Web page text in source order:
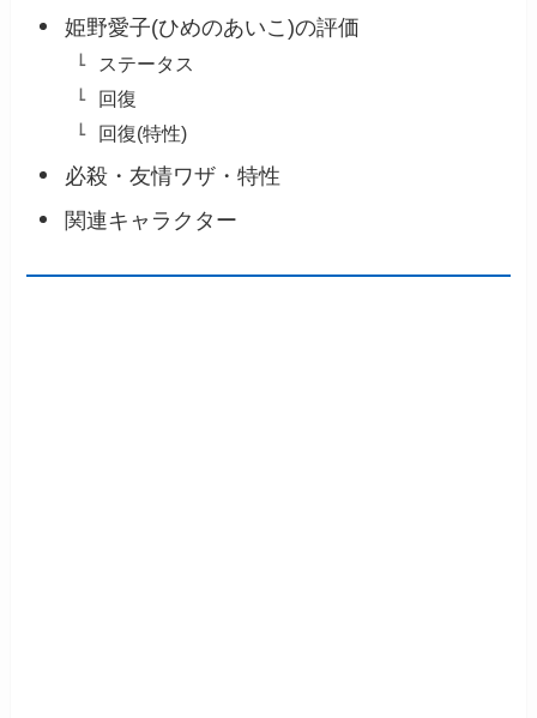
姫野愛子(ひめのあいこ)の評価
ステータス
回復
回復(特性)
必殺・友情ワザ・特性
関連キャラクター